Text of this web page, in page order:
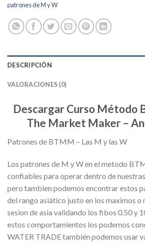
patrones de M y W
DESCRIPCIÓN
VALORACIONES (0)
Descargar Curso Método
The Market Maker –
Patrones de BTMM – Las M y las W
Los patrones de M y W en el metodo
confiables para operar dentro de
pero tambien podemos encontrar estos
del rango asiático justo en los maximos o
sesion de asia validando los fibos 0.50 y
estos comportamientos los podemos
WATER TRADE también podemos usar